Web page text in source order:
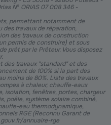
N° ORIAS 07 008 346 -
permettant notamment de
travaux de réparation,
des travaux de construction
permis de construire) et sous
prêt par le Prêteur. Vous disposez
des travaux "standard" et des
de 100% si la part des
moins de 80%. Liste des travaux
à chaleur, chauffe-eaux
isolation, fenêtres, portes, chargeur
poêle, système solaire combiné,
eau thermodynamique,
RGE (Reconnu Garant de
annuaire-rge